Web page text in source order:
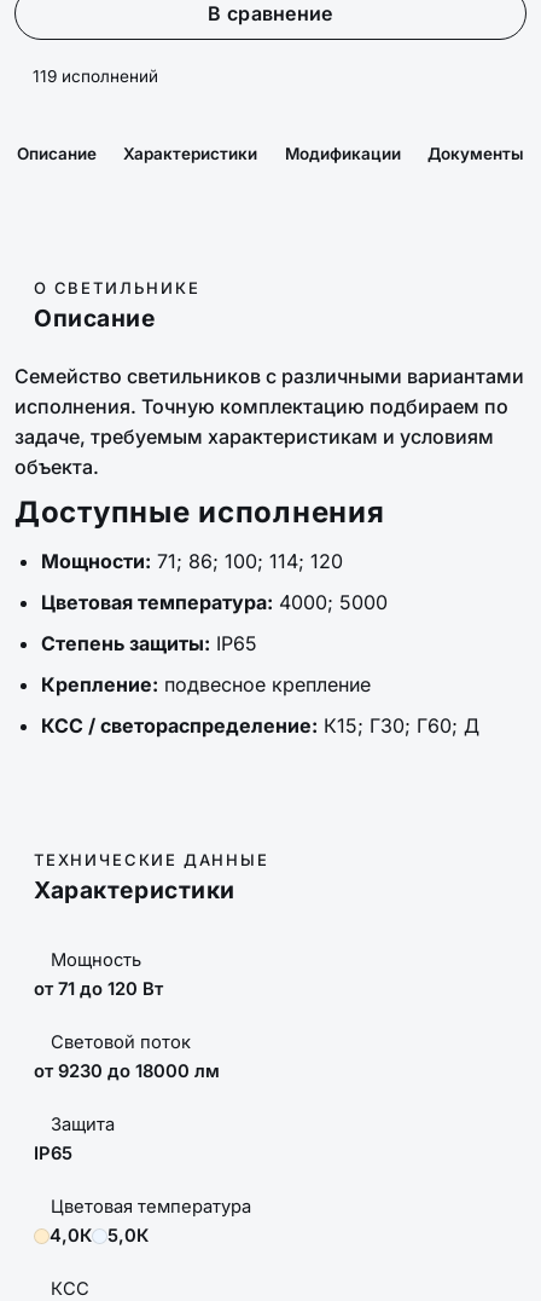
В сравнение
119 исполнений
Описание Характеристики Модификации Документы
О СВЕТИЛЬНИКЕ
Описание
Семейство светильников с различными вариантами
исполнения. Точную комплектацию подбираем по
задаче, требуемым характеристикам и условиям
объекта.
Доступные исполнения
Мощности: 71; 86; 100; 114; 120
Цветовая температура: 4000; 5000
Степень защиты: IP65
Крепление: подвесное крепление
КСС / светораспределение: К15; Г30; Г60; Д
ТЕХНИЧЕСКИЕ ДАННЫЕ
Характеристики
Мощность
от 71 до 120 Вт
Световой поток
от 9230 до 18000 лм
Защита
IP65
Цветовая температура
4,0К
5,0К
КСС